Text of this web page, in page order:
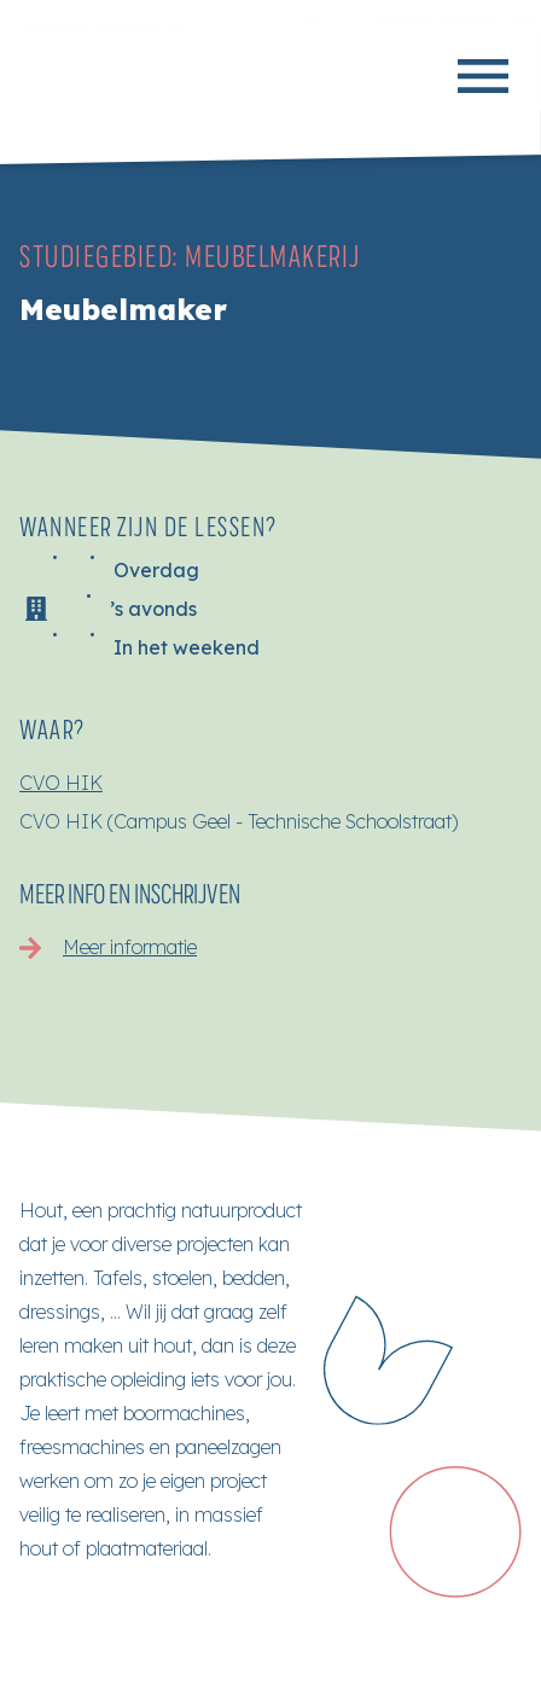
STUDIEGEBIED: MEUBELMAKERIJ
Meubelmaker
WANNEER ZIJN DE LESSEN?
Overdag
’s avonds
In het weekend
WAAR?
CVO HIK
CVO HIK (Campus Geel - Technische Schoolstraat)
MEER INFO EN INSCHRIJVEN
Meer informatie
Hout, een prachtig natuurproduct
dat je voor diverse projecten kan
inzetten. Tafels, stoelen, bedden,
dressings, ... Wil jij dat graag zelf
leren maken uit hout, dan is deze
praktische opleiding iets voor jou.
Je leert met boormachines,
freesmachines en paneelzagen
werken om zo je eigen project
veilig te realiseren, in massief
hout of plaatmateriaal.